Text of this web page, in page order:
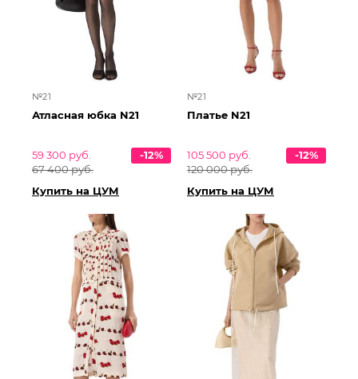
№21
Атласная юбка N21
59 300 руб.
67 400 руб.
-12%
Купить на ЦУМ
№21
Платье N21
105 500 руб.
120 000 руб.
-12%
Купить на ЦУМ